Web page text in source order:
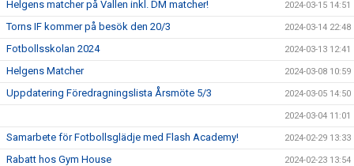
Helgens matcher på Vallen inkl. DM matcher! 2024-03-15 14:51
Torns IF kommer på besök den 20/3 2024-03-14 22:48
Fotbollsskolan 2024 2024-03-13 12:41
Helgens Matcher 2024-03-08 10:59
Uppdatering Föredragningslista Årsmöte 5/3 2024-03-05 14:50
2024-03-04 11:01
Samarbete för Fotbollsglädje med Flash Academy! 2024-02-29 13:33
Rabatt hos Gym House 2024-02-23 13:54